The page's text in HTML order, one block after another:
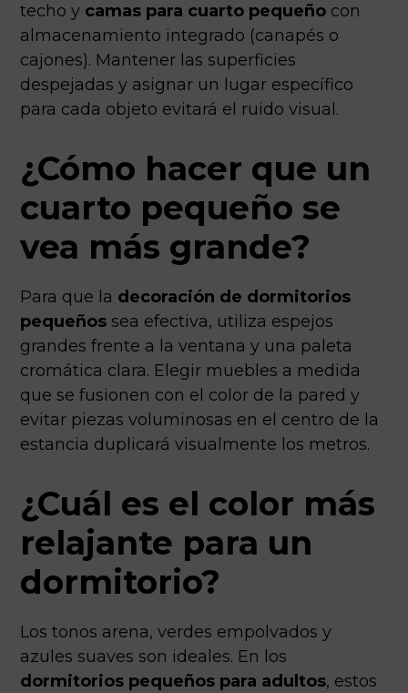
techo y camas para cuarto pequeño con
almacenamiento integrado (canapés o
cajones). Mantener las superficies
despejadas y asignar un lugar específico
para cada objeto evitará el ruido visual.
¿Cómo hacer que un
cuarto pequeño se
vea más grande?
Para que la decoración de dormitorios
pequeños sea efectiva, utiliza espejos
grandes frente a la ventana y una paleta
cromática clara. Elegir muebles a medida
que se fusionen con el color de la pared y
evitar piezas voluminosas en el centro de la
estancia duplicará visualmente los metros.
¿Cuál es el color más
relajante para un
dormitorio?
Los tonos arena, verdes empolvados y
azules suaves son ideales. En los
dormitorios pequeños para adultos, estos